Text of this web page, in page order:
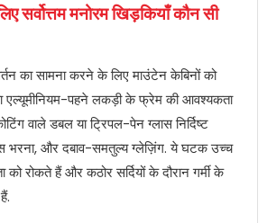
सर्वोत्तम मनोरम खिड़कियाँ कौन सी
का सामना करने के लिए माउंटेन केबिनों को
एल्यूमीनियम-पहने लकड़ी के फ्रेम की आवश्यकता
वाले डबल या ट्रिपल-पेन ग्लास निर्दिष्ट
भरना, और दबाव-समतुल्य ग्लेज़िंग. ये घटक उच्च
रोकते हैं और कठोर सर्दियों के दौरान गर्मी के